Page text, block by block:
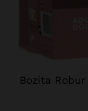
Bozita